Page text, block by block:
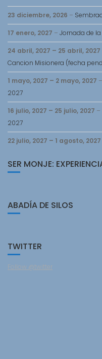
23 diciembre, 2026 –
17 enero, 2027 – Jornada de
24 abril, 2027 – 25 abril, 2027
Cancion Misionera (fecha
1 mayo, 2027 – 2 mayo, 2027 –
2027
16 julio, 2027 – 25 julio, 2027 –
2027
22 julio, 2027 – 1 agosto, 2027
SER MONJE:
ABADÍA DE SILOS
TWITTER
Follow @twitter